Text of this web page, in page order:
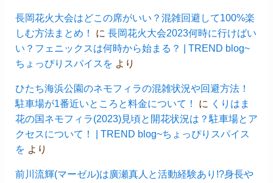
長岡花火大会はどこの席がいい？混雑回避して100%楽
しむ方法まとめ！
に 長岡花火大会2023何時に行けばい
い？フェニックスは何時から始まる？ | TREND blog~
ちょっぴりスパイスを より
ひたち海浜公園のネモフィラの混雑状況や回避方法！
駐車場が1番近いところと料金について！
に くりはま
花の国ネモフィラ(2023)見頃と開花状況は？駐車場とア
クセスについて！ | TREND blog~ちょっぴりスパイス
を より
前川流輝(マーゼル)は廣瀬真人と活動経験あり!?身長や